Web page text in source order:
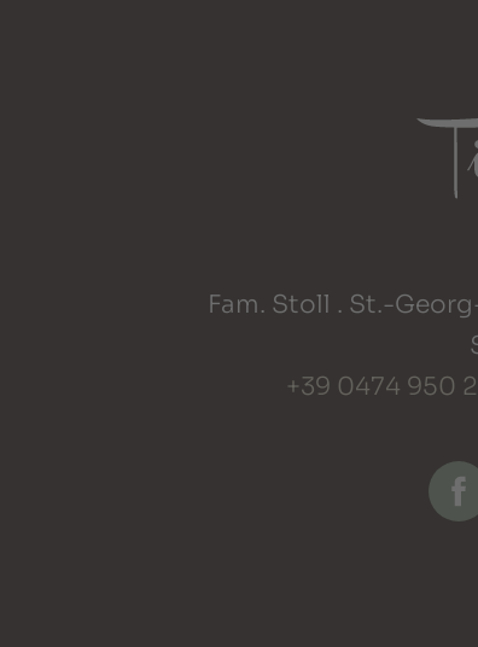
Fam. Stoll . St.-
+39 0474 950